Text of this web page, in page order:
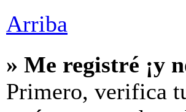
Arriba
» Me registré ¡y
Primero, verifica